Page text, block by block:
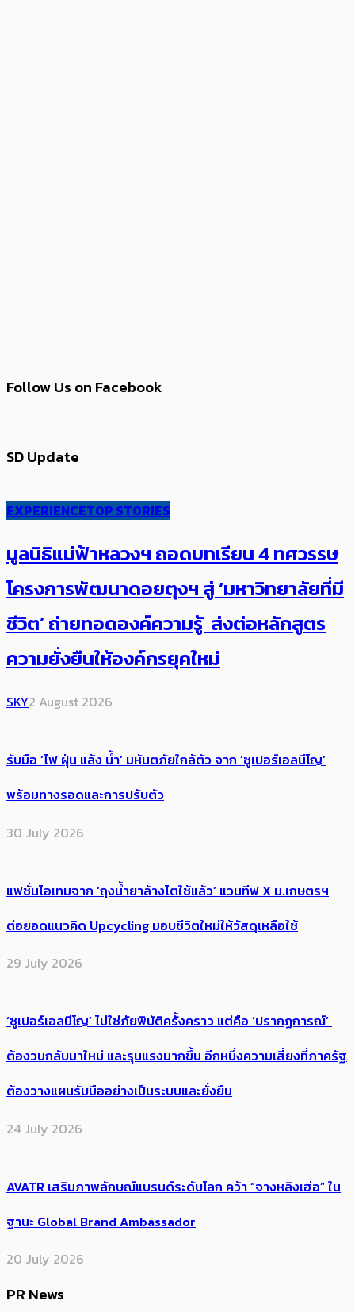
Follow Us on Facebook
SD Update
EXPERIENCETOP STORIES
มูลนิธิแม่ฟ้าหลวงฯ ถอดบทเรียน 4 ทศวรรษ
โครงการพัฒนาดอยตุงฯ สู่ ‘มหาวิทยาลัยที่มี
ชีวิต’ ถ่ายทอดองค์ความรู้ ส่งต่อหลักสูตร
ความยั่งยืนให้องค์กรยุคใหม่
SKY2 August 2026
รับมือ ‘ไฟ ฝุ่น แล้ง น้ำ’ มหันตภัยใกล้ตัว จาก ‘ซูเปอร์เอลนีโญ’
พร้อมทางรอดและการปรับตัว
30 July 2026
แฟชั่นไอเทมจาก ‘ถุงน้ำยาล้างไตใช้แล้ว’ แวนทีฟ X ม.เกษตรฯ
ต่อยอดแนวคิด Upcycling มอบชีวิตใหม่ให้วัสดุเหลือใช้
29 July 2026
‘ซูเปอร์เอลนีโญ’ ไม่ใช่ภัยพิบัติครั้งคราว แต่คือ ‘ปรากฏการณ์’ ​
ต้อง​วนกลับมาใหม่ และรุนแรงมากขึ้น อีกหนึ่งความเสี่ยงที่ภาครัฐ
ต้องวางแผนรับมืออย่างเป็นระบบและยั่งยืน
24 July 2026
AVATR เสริมภาพลักษณ์แบรนด์ระดับโลก คว้า “จางหลิงเฮ่อ” ใน
ฐานะ Global Brand Ambassador
20 July 2026
PR News